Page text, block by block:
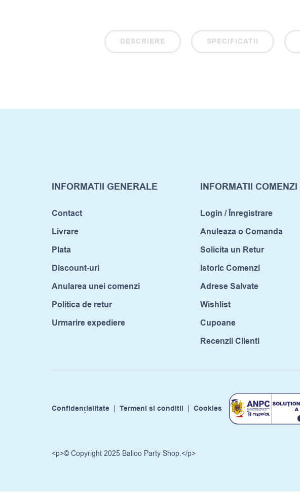
DESCRIERE SPECIFICATII
INFORMATII GENERALE
Contact
Livrare
Plata
Discount-uri
Anularea unei comenzi
Politica de retur
Urmarire expediere
INFORMATII COMENZI
Login / Înregistrare
Anuleaza o Comanda
Solicita un Retur
Istoric Comenzi
Adrese Salvate
Wishlist
Cupoane
Recenzii Clienti
Confidențialitate | Termeni si conditii | Cookies
<p>© Copyright 2025 Balloo Party Shop.</p>